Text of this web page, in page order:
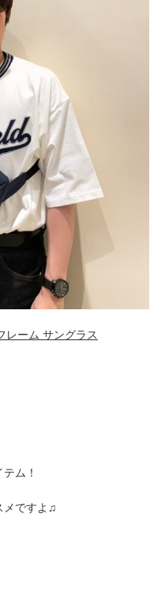
レーム サングラス
ム！
メですよ♫